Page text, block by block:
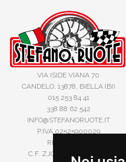
VIA ISIDE VIANA 70
CANDELO, 13878, BIELLA (BI)
015 253 84 41
338 88 62 542
INFO@STEFANORUOTE.IT
P.IVA 02525900029
REA BI193453
C.F. ZJOSFN73H14A859X